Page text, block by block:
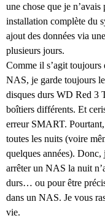
une chose que je
installation complète du
ajout des données via
plusieurs jours.
Comme il s’agit toujours
NAS, je garde toujours
disques durs WD Red 3
boîtiers différents. Et
erreur SMART.
toutes les nuits (voire
quelques années). Donc,
arrêter un NAS la nuit
durs… ou pour être
dans un NAS. Je vous
vie.